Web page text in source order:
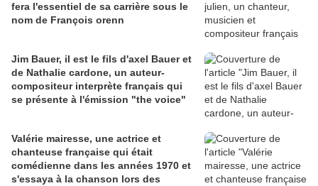
fera l'essentiel de sa carrière sous le
nom de François orenn
Jim Bauer, il est le fils d'axel Bauer et
de Nathalie cardone, un auteur-
compositeur interprète français qui
se présente à l'émission "the voice"
Valérie mairesse, une actrice et
chanteuse française qui était
comédienne dans les années 1970 et
s'essaya à la chanson lors des